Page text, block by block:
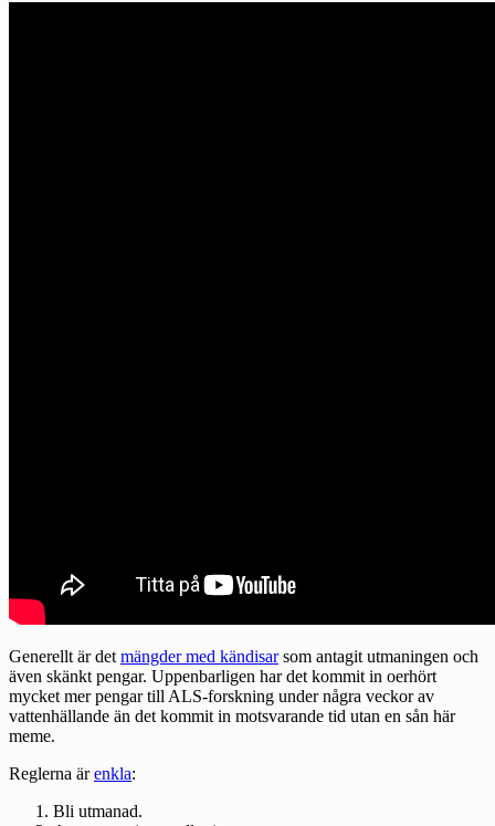
Generellt är detmängder med kändisarsom antagit utmaningen och
även skänkt pengar. Uppenbarligen har det kommit in oerhört
mycket mer pengar till ALS-forskning under några veckor av
vattenhällande än det kommit in motsvarande tid utan en sån här
meme.
Reglerna ärenkla:
Bli utmanad.